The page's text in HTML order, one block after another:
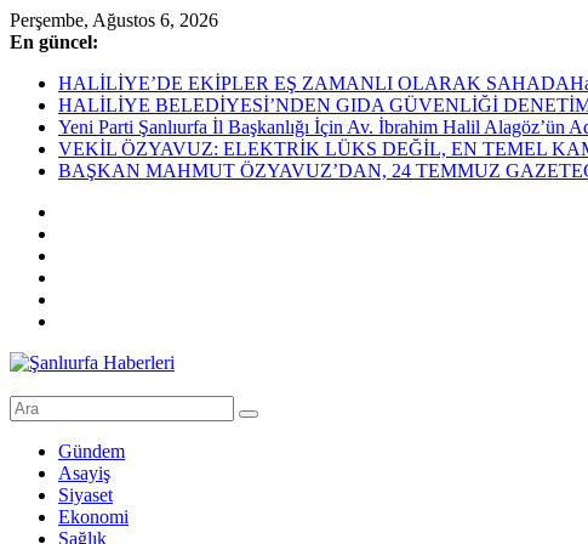
Skip
to
Perşembe, Ağustos 6, 2026
En güncel:
HALİLİYE’DE EKİPLER EŞ ZAMANLI OLARAK SAHADAHaliliye
HALİLİYE BELEDİYESİ’NDEN GIDA GÜVENLİĞİ
Yeni Parti Şanlıurfa İl Başkanlığı İçin Av. İbrahim Halil Alagöz’ün
VEKİL ÖZYAVUZ: ELEKTRİK LÜKS DEĞİL, EN TEMEL
BAŞKAN MAHMUT ÖZYAVUZ’DAN, 24 TEMMUZ
Şanlıurfa
Dakika
Şanlıurfa
Gündem
Asayiş
Siyaset
Ekonomi
Sağlık